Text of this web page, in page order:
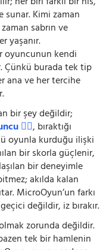
sunar. Kimi zaman
sabrın ve
yaşanır.
oyuncunun kendi
Çünkü burada tek tip
ana ve her tercihe
bir şey değildir;
🧍‍♂️, bıraktığı
oyunla kurduğu ilişki
bir skorla güçlenir,
bir deneyimle
akılda kalan
MicroOyun’un farkı
geçici değildir, iz bırakır.
zorunda değildir.
tek bir hamlenin